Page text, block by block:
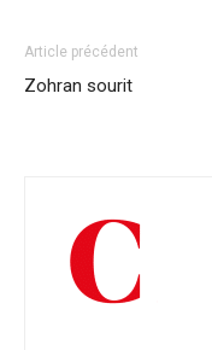
Article précédent
Zohran sourit